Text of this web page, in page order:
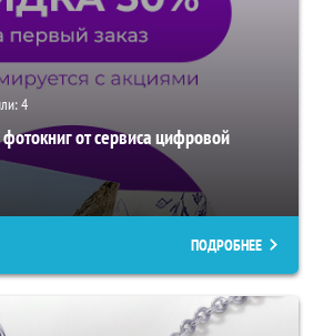
4
от сервиса цифровой
ПОДРОБНЕЕ